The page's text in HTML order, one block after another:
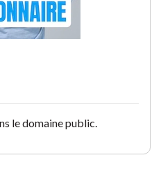
le domaine public.